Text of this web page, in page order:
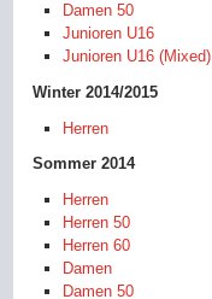
Damen 50
Junioren U16
Junioren U16 (Mixed)
Winter 2014/2015
Herren
Sommer 2014
Herren
Herren 50
Herren 60
Damen
Damen 50